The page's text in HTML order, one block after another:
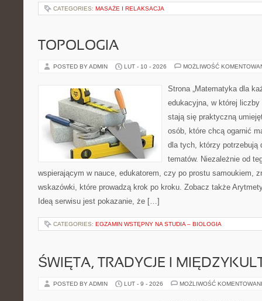
CATEGORIES: MASAŻE I RELAKSACJA
TOPOLOGIA
POSTED BY ADMIN LUT - 10 - 2026 MOŻLIWOŚĆ
Strona „Matematyka dla
edukacyjna, w której
stają się praktyczną
osób, które chcą ogarnić
dla tych, którzy potrzebują
tematów. Niezależnie od
wspierającym w nauce, edukatorem, czy po prostu samoukiem,
wskazówki, które prowadzą krok po kroku. Zobacz także
Ideą serwisu jest pokazanie, że […]
CATEGORIES: EGZAMIN WSTĘPNY NA STUDIA – BIOLOGIA
ŚWIĘTA, TRADYCJE I
POSTED BY ADMIN LUT - 9 - 2026 MOŻLIWOŚĆ